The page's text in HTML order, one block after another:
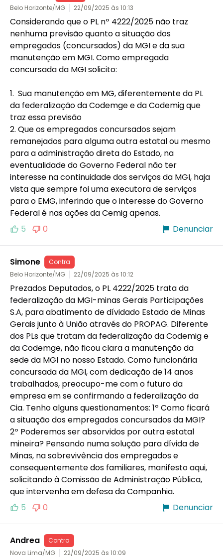
Belo Horizonte/MG 22/09/2025 às 10:13
Considerando que o PL nº 4222/2025 não traz
nenhuma previsão quanto a situação dos
empregados (concursados) da MGI e da sua
manutenção em MGI. Como empregada
concursada da MGI solicito:
1.	Sua manutenção em MG, diferentemente da PL
da federalização da Codemge e da Codemig que
traz essa previsão
2.	Que os empregados concursados sejam
remanejados para alguma outra estatal ou mesmo
para a administração direta do Estado, na
eventualidade do Governo Federal não ter
interesse na continuidade dos serviços da MGI, haja
vista que sempre foi uma executora de serviços
para o EMG, inferindo que o interesse do Governo
5
0 Denunciar
Simone
Contra
Belo Horizonte/MG
22/09/2025 às 10:12
Prezados Deputados, o PL 4222/2025 trata da
federalização da MGI-minas Gerais Participações
S.A, para abatimento de dívidado Estado de Minas
Gerais junto à União através do PROPAG. Diferente
dos PLs que tratam da federalização da Codemig e
da Codemge, não ficou clara a manutenção da
sede da MGI no nosso Estado. Como funcionária
concursada da MGI, com dedicação de 14 anos
trabalhados, preocupo-me com o futuro da
empresa em se confirmando a federalização da
Cia. Tenho alguns questionamentos: 1º Como ficará
a situação dos empregados concursados da MGI?
2º Poderemos ser absorvidos por outra estatal
mineira? Pensando numa solução para dívida de
Minas, na sobrevivência dos empregados e
consequentemente dos familiares, manifesto aqui,
solicitando à Comissão de Administração Pública,
que intervenha em defesa da Companhia.
5
0 Denunciar
Andrea
Contra
Nova Lima/MG
22/09/2025 às 10:09